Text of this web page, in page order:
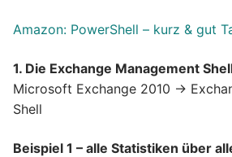
Amazon: PowerShell – kurz & gut
1. Die Exchange Management
Microsoft Exchange 2010 ->
Shell
Beispiel 1 – alle Statistiken über